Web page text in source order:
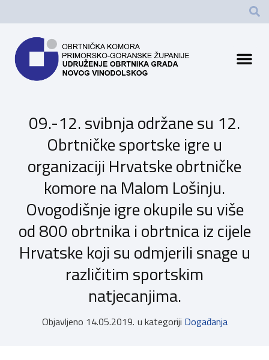
09.-12. svibnja održane su 12.
Obrtničke sportske igre u
organizaciji Hrvatske obrtničke
komore na Malom Lošinju.
Ovogodišnje igre okupile su više
od 800 obrtnika i obrtnica iz cijele
Hrvatske koji su odmjerili snage u
različitim sportskim
natjecanjima.
Objavljeno 14.05.2019. u kategoriji Događanja